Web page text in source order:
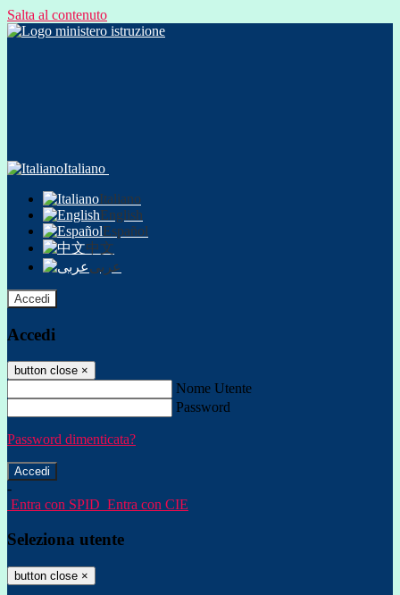
Salta al contenuto
Italiano
Italiano
English
Español
中文
عربى
Accedi
Accedi
button close ×
Nome Utente
Password
Password dimenticata?
-
Entra con SPID Entra con CIE
Seleziona utente
button close ×